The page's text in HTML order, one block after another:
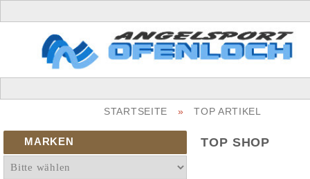
STARTSEITE » TOP ARTIKEL
MARKEN TOP SHOP